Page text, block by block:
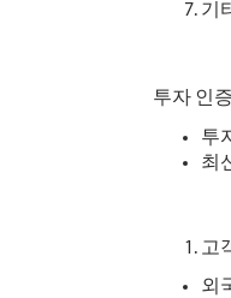
기
투자 인
투
최
고
외